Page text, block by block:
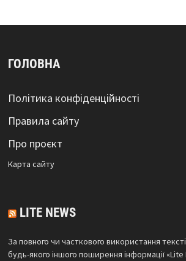
ГОЛОВНА
Політика конфіденційності
Правила сайту
Про проєкт
Карта сайтy
LITE NEWS
За повного чи часткового використання
будь-якого іншого поширення інформації «Lite